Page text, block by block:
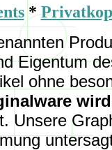
*
Eigentum
ohne
Unsere